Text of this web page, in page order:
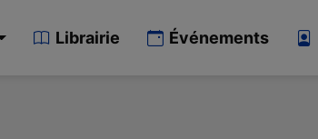
Librairie Événements